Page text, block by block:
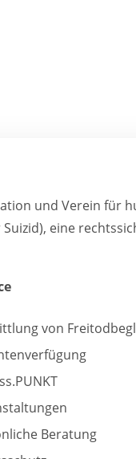
und Verein für
eine
von
Beratung